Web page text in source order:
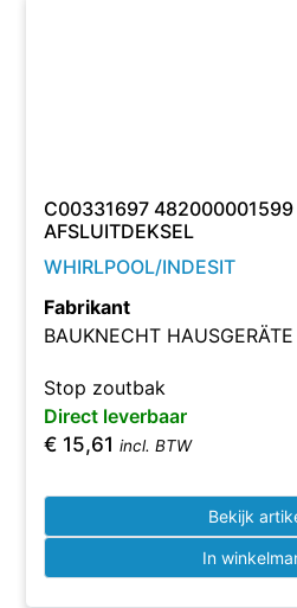
C00331697 482000001599
AFSLUITDEKSEL
WHIRLPOOL/INDESIT
Fabrikant
BAUKNECHT
Stop zoutbak
Direct leverbaar
€ 15,61 incl. BTW
Bekijk
In